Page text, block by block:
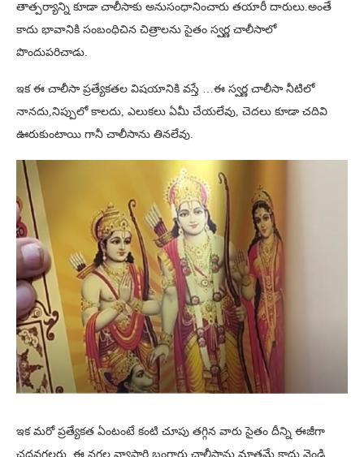
తాత్పర్యాన్ని కూడా చాలీసాకు అనుసంధానించారు తయారీ దారులు.అంతే
కాదు భావానికి సంబంధిచిన చిత్రాలను సైతం స్వర్ణ చాలీసాలో
పొందుపరిచాడు.
ఇక ఈ చాలీసా ప్రత్యేకతల విషయానికి వస్తే …ఈ స్వర్ణ చాలీసా నీటిలో
నానదు,నిప్పులో కాలదు, ఎలుకలు ఏమీ చేయలేవు, చెదలు కూడా చదివి
ఊరుకుంటాయి గానీ చాలీసాను తినలేవు.
ఇక మరో ప్రత్యేకత ఏంటంటే కంటి చూపు తగ్గిన వారు సైతం దీన్ని ఈజీగా
చదవగలరు. ఈ నగల వ్యాపారి బంగారు చాలీసాను మాత్రమే కాదు వెండి